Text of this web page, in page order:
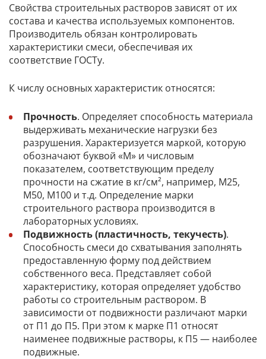
Свойства строительных растворов зависят от их
состава и качества используемых компонентов.
Производитель обязан контролировать
характеристики смеси, обеспечивая их
соответствие ГОСТу.
К числу основных характеристик относятся:
Прочность. Определяет способность материала
выдерживать механические нагрузки без
разрушения. Характеризуется маркой, которую
обозначают буквой «М» и числовым
показателем, соответствующим пределу
прочности на сжатие в кг/см², например, М25,
М50, М100 и т.д. Определение марки
строительного раствора производится в
лабораторных условиях.
Подвижность (пластичность, текучесть).
Способность смеси до схватывания заполнять
предоставленную форму под действием
собственного веса. Представляет собой
характеристику, которая определяет удобство
работы со строительным раствором. В
зависимости от подвижности различают марки
от П1 до П5. При этом к марке П1 относят
наименее подвижные растворы, к П5 — наиболее
подвижные.